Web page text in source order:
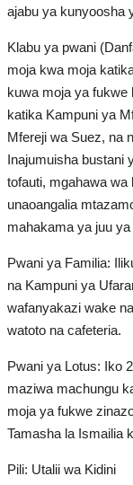
Uteuzi wa
Nyaraka
Nyaraka za
Kutoka
Nyaraka za
Washiriki
Mkataba
Misri
Umoja wa
ya baadaye
ajabu ya kunyoosha
Klabu ya pwani
moja kwa moja
kuwa moja ya
katika Kampuni ya
Mfereji wa Suez, na
Inajumuisha bustani
tofauti, mgahawa
unaoangalia
mahakama ya juu
Pwani ya Familia:
na Kampuni ya
wafanyakazi wake
watoto na cafeteria.
Pwani ya Lotus: Iko
maziwa machungu
moja ya fukwe
Tamasha la Ismailia
Pili: Utalii wa Kidini